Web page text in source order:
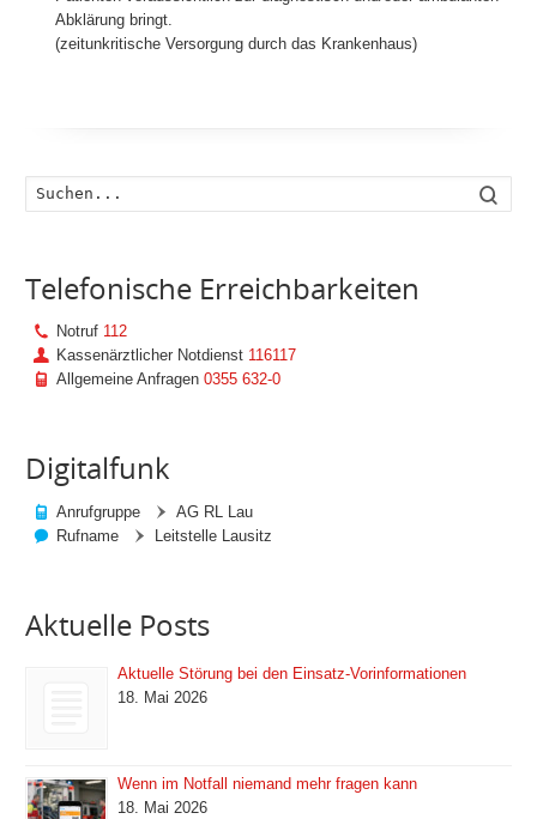
Abklärung bringt.
(zeitunkritische Versorgung durch das Krankenhaus)
Telefonische Erreichbarkeiten
Notruf 112
Kassenärztlicher Notdienst 116117
Allgemeine Anfragen0355 632-0
Digitalfunk
Anrufgruppe
AG RL Lau
Rufname
Leitstelle Lausitz
Aktuelle Posts
Aktuelle Störung bei den Einsatz-Vorinformationen
18. Mai 2026
Wenn im Notfall niemand mehr fragen kann
18. Mai 2026